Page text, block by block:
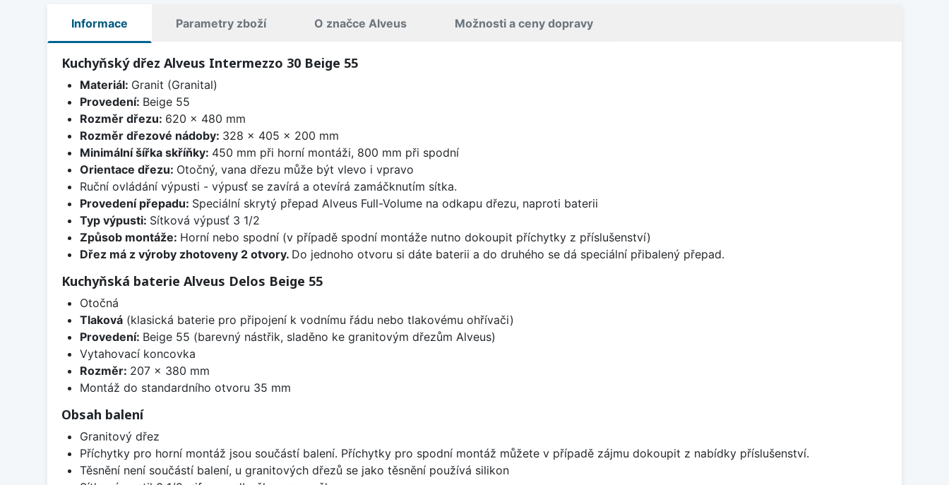
Informace Parametry zboží O značce Alveus Možnosti a ceny dopravy
Kuchyňský dřez Alveus Intermezzo 30 Beige 55
Materiál: Granit (Granital)
Provedení: Beige 55
Rozměr dřezu: 620 x 480 mm
Rozměr dřezové nádoby: 328 x 405 x 200 mm
Minimální šířka skříňky: 450 mm při horní montáži, 800 mm při spodní
Orientace dřezu: Otočný, vana dřezu může být vlevo i vpravo
Ruční ovládání výpusti - výpusť se zavírá a otevírá zamáčknutím sítka.
Provedení přepadu: Speciální skrytý přepad Alveus Full-Volume na odkapu dřezu, naproti baterii
Typ výpusti: Sítková výpusť 3 1/2
Způsob montáže: Horní nebo spodní (v případě spodní montáže nutno dokoupit příchytky z příslušenství)
Dřez má z výroby zhotoveny 2 otvory. Do jednoho otvoru si dáte baterii a do druhého se dá speciální přibalený přepad.
Kuchyňská baterie Alveus Delos Beige 55
Otočná
Tlaková(klasická baterie pro připojení k vodnímu řádu nebo tlakovému ohřívači)
Provedení: Beige 55 (barevný nástřik, sladěno ke granitovým dřezům Alveus)
Vytahovací koncovka
Rozměr: 207 x 380 mm
Montáž do standardního otvoru 35 mm
Obsah balení
Granitový dřez
Příchytky pro horní montáž jsou součástí balení. Příchytky pro spodní montáž můžete v případě zájmu dokoupit z nabídky příslušenství.
Těsnění není součástí balení, u granitových dřezů se jako těsnění používá silikon